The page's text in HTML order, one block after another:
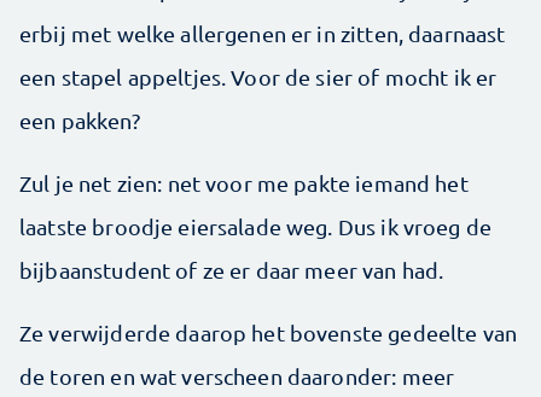
erbij met welke allergenen er in zitten, daarnaast
een stapel appeltjes. Voor de sier of mocht ik er
een pakken?
Zul je net zien: net voor me pakte iemand het
laatste broodje eiersalade weg. Dus ik vroeg de
bijbaanstudent of ze er daar meer van had.
Ze verwijderde daarop het bovenste gedeelte van
de toren en wat verscheen daaronder: meer